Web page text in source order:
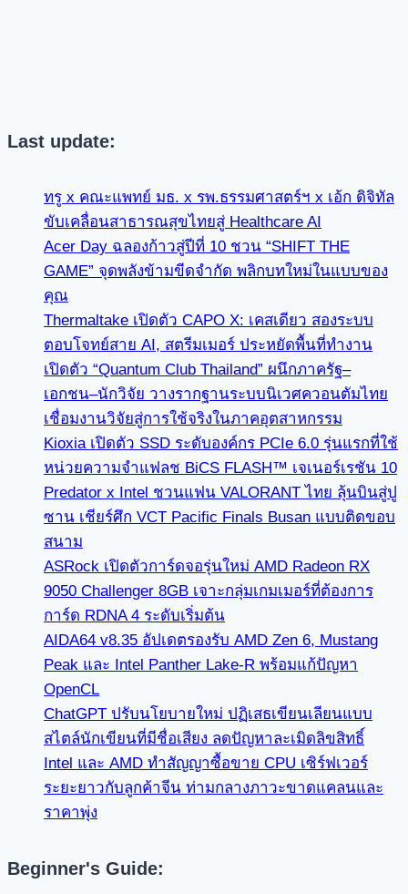
Last update:
ทรู x คณะแพทย์ มธ. x รพ.ธรรมศาสตร์ฯ x เอ้ก ดิจิทัล
ขับเคลื่อนสาธารณสุขไทยสู่ Healthcare AI
Acer Day ฉลองก้าวสู่ปีที่ 10 ชวน “SHIFT THE
GAME” จุดพลังข้ามขีดจำกัด พลิกบทใหม่ในแบบของ
คุณ
Thermaltake เปิดตัว CAPO X: เคสเดียว สองระบบ
ตอบโจทย์สาย AI, สตรีมเมอร์ ประหยัดพื้นที่ทำงาน
เปิดตัว “Quantum Club Thailand” ผนึกภาครัฐ–
เอกชน–นักวิจัย วางรากฐานระบบนิเวศควอนตัมไทย
เชื่อมงานวิจัยสู่การใช้จริงในภาคอุตสาหกรรม
Kioxia เปิดตัว SSD ระดับองค์กร PCIe 6.0 รุ่นแรกที่ใช้
หน่วยความจำแฟลช BiCS FLASH™ เจเนอร์เรชัน 10
Predator x Intel ชวนแฟน VALORANT ไทย ลุ้นบินสู่ปู
ซาน เชียร์ศึก VCT Pacific Finals Busan แบบติดขอบ
สนาม
ASRock เปิดตัวการ์ดจอรุ่นใหม่ AMD Radeon RX
9050 Challenger 8GB เจาะกลุ่มเกมเมอร์ที่ต้องการ
การ์ด RDNA 4 ระดับเริ่มต้น
AIDA64 v8.35 อัปเดตรองรับ AMD Zen 6, Mustang
Peak และ Intel Panther Lake-R พร้อมแก้ปัญหา
OpenCL
ChatGPT ปรับนโยบายใหม่ ปฏิเสธเขียนเลียนแบบ
สไตล์นักเขียนที่มีชื่อเสียง ลดปัญหาละเมิดลิขสิทธิ์
Intel และ AMD ทำสัญญาซื้อขาย CPU เซิร์ฟเวอร์
ระยะยาวกับลูกค้าจีน ท่ามกลางภาวะขาดแคลนและ
ราคาพุ่ง
Beginner's Guide: